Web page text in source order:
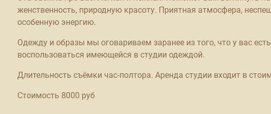
женственность, природную красоту. Приятная атмосфера,
особенную энергию.
Одежду и образы мы оговариваем заранее из того, что у вас
воспользоваться имеющейся в студии одеждой.
Длительность съёмки час-полтора. Аренда студии входит в
Стоимость 8000 руб